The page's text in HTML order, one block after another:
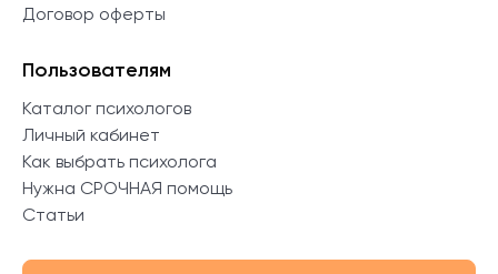
Договор оферты
Пользователям
Каталог психологов
Личный кабинет
Как выбрать психолога
Нужна СРОЧНАЯ помощь
Статьи